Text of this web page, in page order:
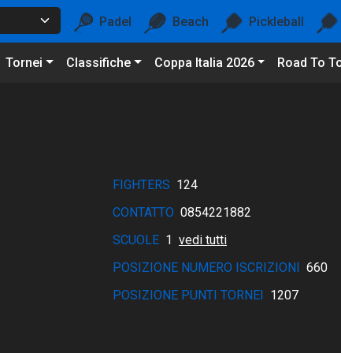
Padel Beach Pickleball
Tornei Classifiche Coppa Italia 2026 Road To
FIGHTERS 124
CONTATTO 0854221882
SCUOLE 1 vedi tutti
POSIZIONE NUMERO ISCRIZIONI 660
POSIZIONE PUNTI TORNEI 1207